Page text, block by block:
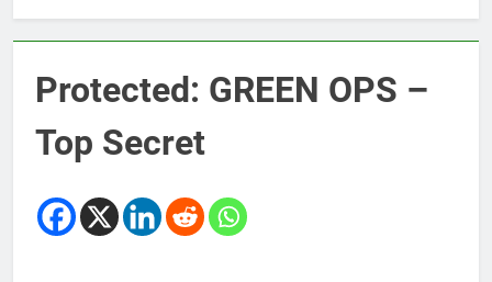
Protected: GREEN OPS –
Top Secret